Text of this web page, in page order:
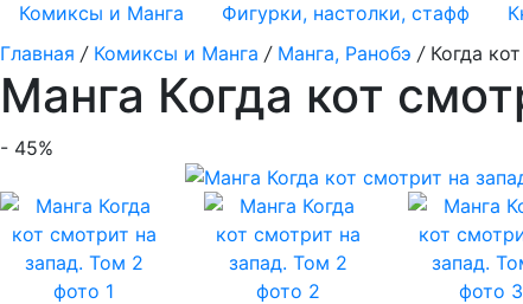
Комиксы и Манга
Фигурки, настолки, стафф
Главная / Комиксы и Манга / Манга, Ранобэ / Когда
Манга Когда кот
- 45%